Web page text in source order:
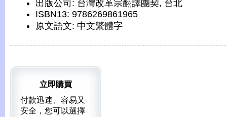
出版公司: 台灣改革宗翻譯團契, 台北
ISBN13: 9786269861965
原文語文: 中文繁體字
立即購買
付款迅速、容易又
安全，您可以選擇